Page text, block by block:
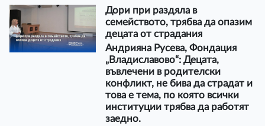
Дори при раздяла в
семейството, трябва да опазим
децата от страдания
Андрияна Русева, Фондация
„Владиславово“: Децата,
въвлечени в родителски
конфликт, не бива да страдат и
това е тема, по която всички
институции трябва да работят
заедно.